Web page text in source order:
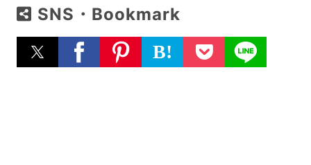
SNS・Bookmark
B!